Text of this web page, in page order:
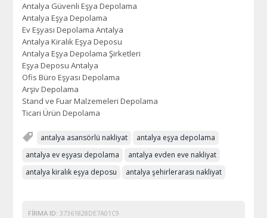
Antalya Güvenli Eşya Depolama
Antalya Eşya Depolama
Ev Eşyası Depolama Antalya
Antalya Kiralık Eşya Deposu
Antalya Eşya Depolama Şirketleri
Eşya Deposu Antalya
Ofis Büro Eşyası Depolama
Arşiv Depolama
Stand ve Fuar Malzemeleri Depolama
Ticari Ürün Depolama
antalya asansörlü nakliyat
antalya eşya depolama
antalya ev eşyası depolama
antalya evden eve nakliyat
antalya kiralık eşya deposu
antalya şehirlerarası nakliyat
FIRMA ID: 37361828DE7A01C9